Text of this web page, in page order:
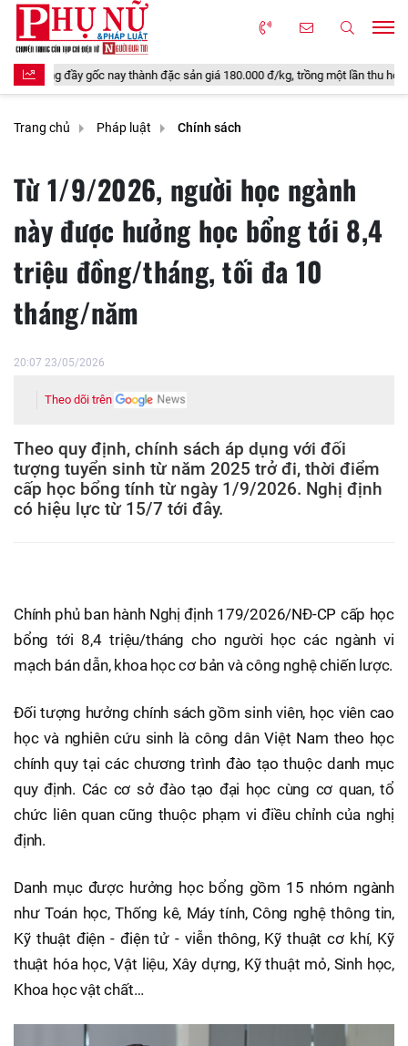
thành đặc sản giá 180.000 đ/kg, trồng một lần thu hoạch nhiều năm, tốt
Trang chủ Pháp luật Chính sách
Từ 1/9/2026, người học ngành
này được hưởng học bổng tới 8,4
triệu đồng/tháng, tối đa 10
tháng/năm
20:07 23/05/2026
Theo dõi trên
Theo quy định, chính sách áp dụng với đối
tượng tuyển sinh từ năm 2025 trở đi, thời điểm
cấp học bổng tính từ ngày 1/9/2026. Nghị định
có hiệu lực từ 15/7 tới đây.
Chính phủ ban hành Nghị định 179/2026/NĐ-CP cấp học
bổng tới 8,4 triệu/tháng cho người học các ngành vi
mạch bán dẫn, khoa học cơ bản và công nghệ chiến lược.
Đối tượng hưởng chính sách gồm sinh viên, học viên cao
học và nghiên cứu sinh là công dân Việt Nam theo học
chính quy tại các chương trình đào tạo thuộc danh mục
quy định. Các cơ sở đào tạo đại học cùng cơ quan, tổ
chức liên quan cũng thuộc phạm vi điều chỉnh của nghị
định.
Danh mục được hưởng học bổng gồm 15 nhóm ngành
như Toán học, Thống kê, Máy tính, Công nghệ thông tin,
Kỹ thuật điện - điện tử - viễn thông, Kỹ thuật cơ khí, Kỹ
thuật hóa học, Vật liệu, Xây dựng, Kỹ thuật mỏ, Sinh học,
Khoa học vật chất…